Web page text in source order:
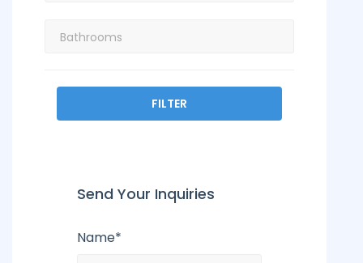
FILTER
Send Your Inquiries
Name*